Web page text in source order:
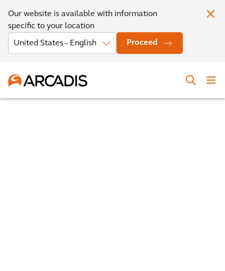
Our website is available with information
specific to your location
Proceed